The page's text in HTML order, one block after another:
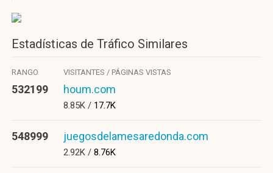
Estadísticas de Tráfico Similares
RANGO VISITANTES / PÁGINAS VISTAS
532199 houm.com
8.85K / 17.7K
548999 juegosdelamesaredonda.com
2.92K / 8.76K